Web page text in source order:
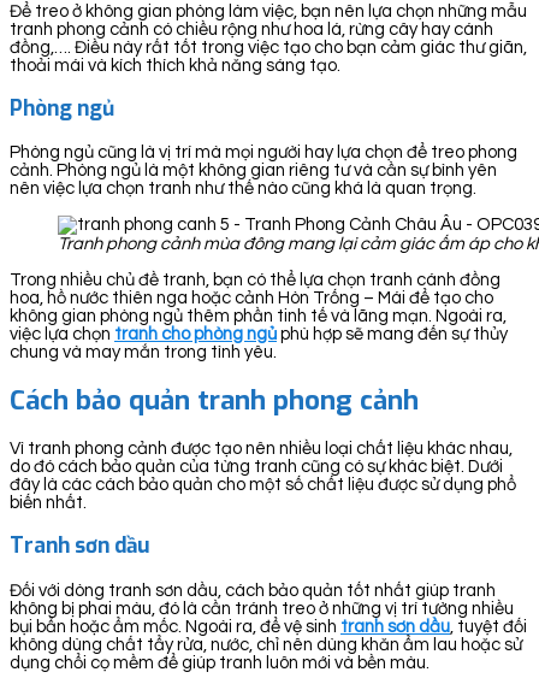
Để treo ở không gian phòng làm việc, bạn nên lựa chọn những mẫu
tranh phong cảnh có chiều rộng như hoa lá, rừng cây hay cánh
đồng,…. Điều này rất tốt trong việc tạo cho bạn cảm giác thư giãn,
thoải mái và kích thích khả năng sáng tạo.
Phòng ngủ
Phòng ngủ cũng là vị trí mà mọi người hay lựa chọn để treo phong
cảnh. Phòng ngủ là một không gian riêng tư và cần sự bình yên
nên việc lựa chọn tranh như thế nào cũng khá là quan trọng.
Tranh phong cảnh mùa đông mang lại cảm giác ấm áp cho
Trong nhiều chủ đề tranh, bạn có thể lựa chọn tranh cánh đồng
hoa, hồ nước thiên nga hoặc cảnh Hòn Trống – Mái để tạo cho
không gian phòng ngủ thêm phần tinh tế và lãng mạn. Ngoài ra,
việc lựa chọn tranh cho phòng ngủ phù hợp sẽ mang đến sự thủy
chung và may mắn trong tình yêu.
Cách bảo quản tranh phong cảnh
Vì tranh phong cảnh được tạo nên nhiều loại chất liệu khác nhau,
do đó cách bảo quản của từng tranh cũng có sự khác biệt. Dưới
đây là các cách bảo quản cho một số chất liệu được sử dụng phổ
biến nhất.
Tranh sơn dầu
Đối với dòng tranh sơn dầu, cách bảo quản tốt nhất giúp tranh
không bị phai màu, đó là cần tránh treo ở những vị trí tường nhiều
bụi bẩn hoặc ẩm mốc. Ngoài ra, để vệ sinh tranh sơn dầu , tuyệt đối
không dùng chất tẩy rửa, nước, chỉ nên dùng khăn ẩm lau hoặc sử
dụng chổi cọ mềm để giúp tranh luôn mới và bền màu.